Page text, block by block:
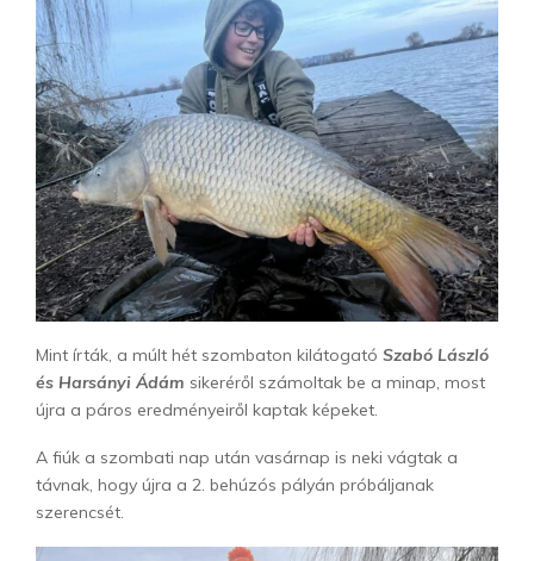
Mint írták, a múlt hét szombaton kilátogató Szabó László
és Harsányi Ádám sikeréről számoltak be a minap, most
újra a páros eredményeiről kaptak képeket.
A fiúk a szombati nap után vasárnap is neki vágtak a
távnak, hogy újra a 2. behúzós pályán próbáljanak
szerencsét.